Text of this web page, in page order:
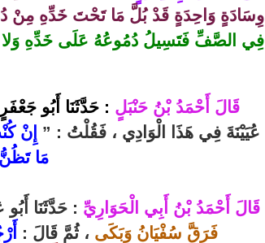
وِسَادَةٍ وَاحِدَةٍ قَدْ بُلَّ مَا تَحْتَ خَدِّهِ مِنْ
فِي الصَّفِّ فَتَسِيلُ دُمُوعُهُ عَلَى خَدِّهِ وَلا
قَالَ أَحْمَدُ بْنُ حَنْبَلٍ : حَدَّثَنَا أَبُو
عُيَيْنَةَ فِي هَذَا الْوَادِي ، فَقُلْتُ : ” إِنْ
مَا تَظُنُّ
قَالَ أَحْمَدُ بْنُ أَبِي الْحَوَارِيِّ : حَدَّثَنَا
فَرَقَّ سُفْيَانُ وَبَكَى ، ثُمَّ قَالَ :